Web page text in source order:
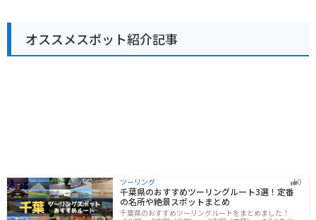
ットも点在しています。 道の駅 和を訪れた際には、ぜ
ひ、綾部市の豊かな自然と食を満喫してください。
オススメスポット紹介記事
ツーリング 0
千葉県のおすすめツーリングルート3選！定番
の名所や絶景スポットまとめ
千葉県のおすすめツーリングルートをまとめました！